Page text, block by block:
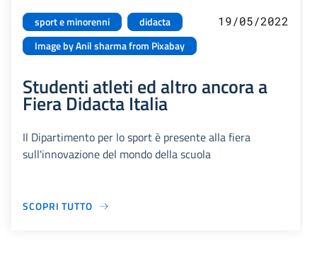
sport e minorenni
didacta
Image by Anil sharma from Pixabay
19/05/2022
Studenti atleti ed altro ancora a
Fiera Didacta Italia
Il Dipartimento per lo sport è presente alla fiera
sull'innovazione del mondo della scuola
SCOPRI TUTTO